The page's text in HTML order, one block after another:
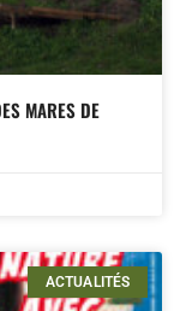
MARES DE
ACTUALITÉS